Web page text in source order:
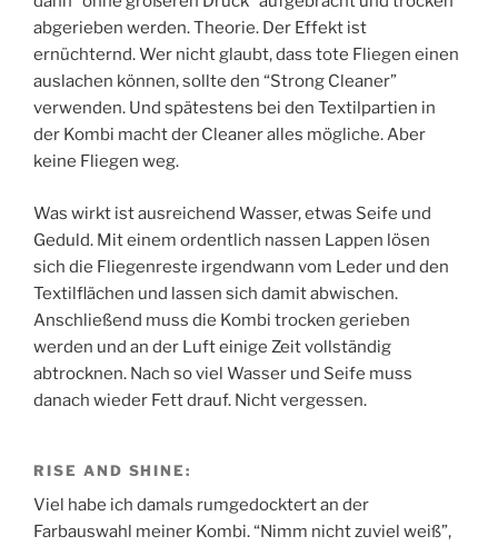
abgerieben werden. Theorie. Der Effekt ist
ernüchternd. Wer nicht glaubt, dass tote Fliegen einen
auslachen können, sollte den “Strong Cleaner”
verwenden. Und spätestens bei den Textilpartien in
der Kombi macht der Cleaner alles mögliche. Aber
keine Fliegen weg.
Was wirkt ist ausreichend Wasser, etwas Seife und
Geduld. Mit einem ordentlich nassen Lappen lösen
sich die Fliegenreste irgendwann vom Leder und den
Textilflächen und lassen sich damit abwischen.
Anschließend muss die Kombi trocken gerieben
werden und an der Luft einige Zeit vollständig
abtrocknen. Nach so viel Wasser und Seife muss
danach wieder Fett drauf. Nicht vergessen.
RISE AND SHINE:
Viel habe ich damals rumgedocktert an der
Farbauswahl meiner Kombi. “Nimm nicht zuviel weiß”,